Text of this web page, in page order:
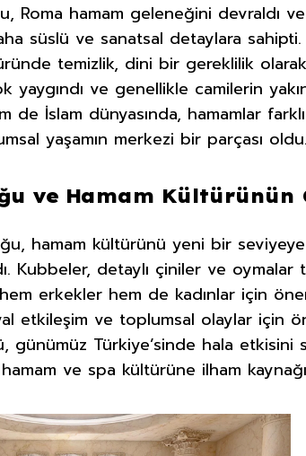
Roma hamam geleneğini devraldı
süslü ve sanatsal detaylara sahipti.
temizlik, dini bir gereklilik
yaygındı ve genellikle camilerin
de İslam dünyasında, hamamlar
yaşamın merkezi bir parçası oldu.
ve Hamam Kültürünün
hamam kültürünü yeni bir seviyeye
Kubbeler, detaylı çiniler ve oymalar
hem erkekler hem de kadınlar için
etkileşim ve toplumsal olaylar için
günümüz Türkiye’sinde hala
ve spa kültürüne ilham